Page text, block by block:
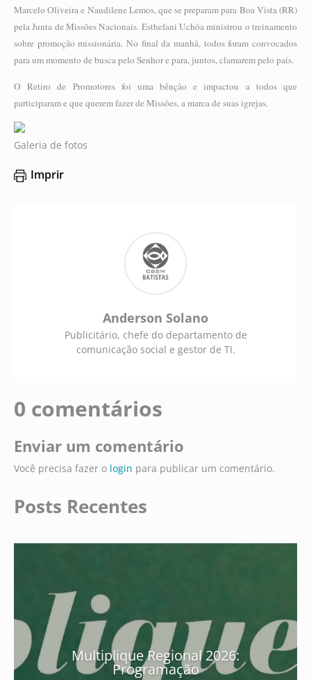
Marcelo Oliveira e Naudilene Lemos, que se preparam para Boa Vista (RR)
pela Junta de Missões Nacionais. Esthefani Uchôa ministrou o treinamento
sobre promoção missionária. No final da manhã, todos foram convocados
para um momento de busca pelo Senhor e para, juntos, clamarem pelo país.
O Retiro de Promotores foi uma bênção e impactou a todos que
participaram e que querem fazer de Missões, a marca de suas igrejas.
Galeria de fotos
Imprir
Publicitário, chefe do departamento de
comunicação social e gestor de TI.
Anderson Solano
0 comentários
Enviar um comentário
Você precisa fazer o login para publicar um comentário.
Posts Recentes
Multiplique Regional 2026:
Programação